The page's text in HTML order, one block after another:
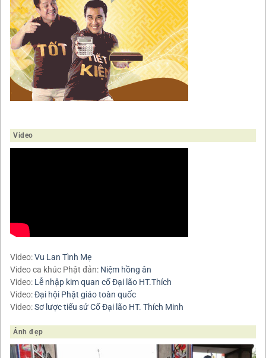
Video
Video:Vu Lan Tình Mẹ
Video ca khúc Phật đản: Niệm hồng ân
Video: Lễ nhập kim quan cố Đại lão HT.Thích
Video:Đại hội Phật giáo toàn quốc
Video:Sơ lược tiểu sử Cố Đại lão HT. Thích Minh
Ảnh đẹp